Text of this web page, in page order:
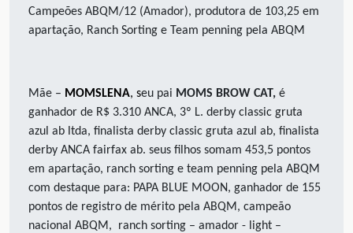
Campeões ABQM/12 (Amador), produtora de 103,25 em
apartação, Ranch Sorting e Team penning pela ABQM
Mãe – MOMSLENA, seu pai MOMS BROW CAT, é
ganhador de R$ 3.310 ANCA, 3º L. derby classic gruta
azul ab ltda, finalista derby classic gruta azul ab, finalista
derby ANCA fairfax ab. seus filhos somam 453,5 pontos
em apartação, ranch sorting e team penning pela ABQM
com destaque para: PAPA BLUE MOON, ganhador de 155
pontos de registro de mérito pela ABQM, campeão
nacional ABQM, ranch sorting – amador - light –